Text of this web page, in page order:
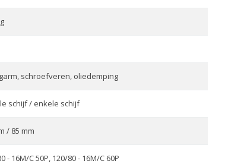
schroefveren, oliedemping
schijf / enkele schijf
/ 85 mm
- 16M/C 50P, 120/80 - 16M/C 60P